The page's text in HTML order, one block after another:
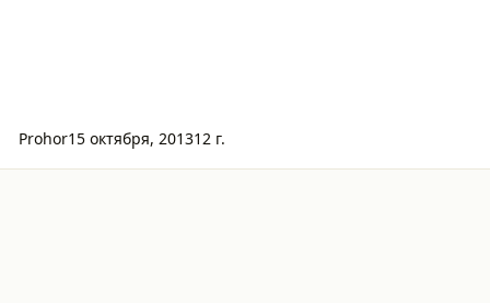
Prohor15 октября, 201312 г.